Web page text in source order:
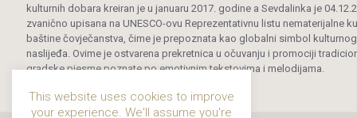
kulturnih dobara kreiran je u januaru 2017. godine a Sevdalinka je
zvanično upisana na UNESCO-ovu Reprezentativnu listu nematerijalne
baštine čovječanstva, čime je prepoznata kao globalni simbol kulturnog
naslijeđa. Ovime je ostvarena prekretnica u očuvanju i promociji
gradske pjesme poznate po emotivnim tekstovima i melodijama.
This website uses cookies to improve
your experience. We'll assume you're